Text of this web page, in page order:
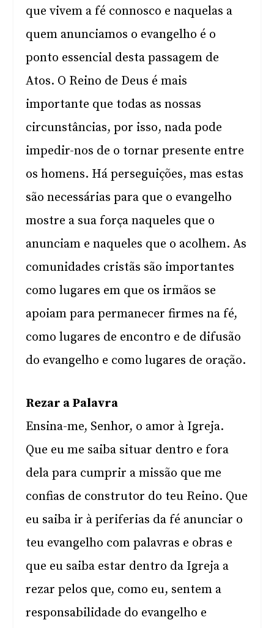
que vivem a fé connosco e naquelas a
quem anunciamos o evangelho é o
ponto essencial desta passagem de
Atos. O Reino de Deus é mais
importante que todas as nossas
circunstâncias, por isso, nada pode
impedir-nos de o tornar presente entre
os homens. Há perseguições, mas estas
são necessárias para que o evangelho
mostre a sua força naqueles que o
anunciam e naqueles que o acolhem. As
comunidades cristãs são importantes
como lugares em que os irmãos se
apoiam para permanecer firmes na fé,
como lugares de encontro e de difusão
do evangelho e como lugares de oração.
Rezar a Palavra
Ensina-me, Senhor, o amor à Igreja.
Que eu me saiba situar dentro e fora
dela para cumprir a missão que me
confias de construtor do teu Reino. Que
eu saiba ir à periferias da fé anunciar o
teu evangelho com palavras e obras e
que eu saiba estar dentro da Igreja a
rezar pelos que, como eu, sentem a
responsabilidade do evangelho e